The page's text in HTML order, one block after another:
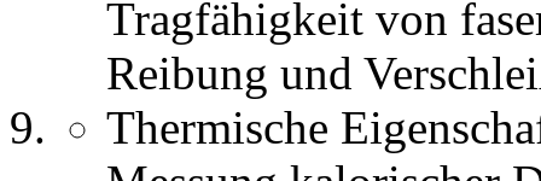
Tragfähigkeit von
Reibung und
Thermische